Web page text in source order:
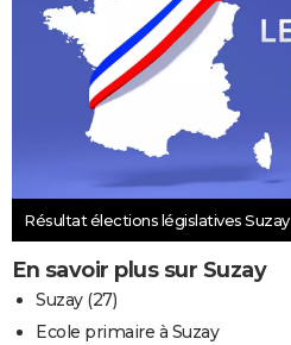
Résultat élections législatives Suzay
En savoir plus sur Suzay
Suzay (27)
Ecole primaire à Suzay